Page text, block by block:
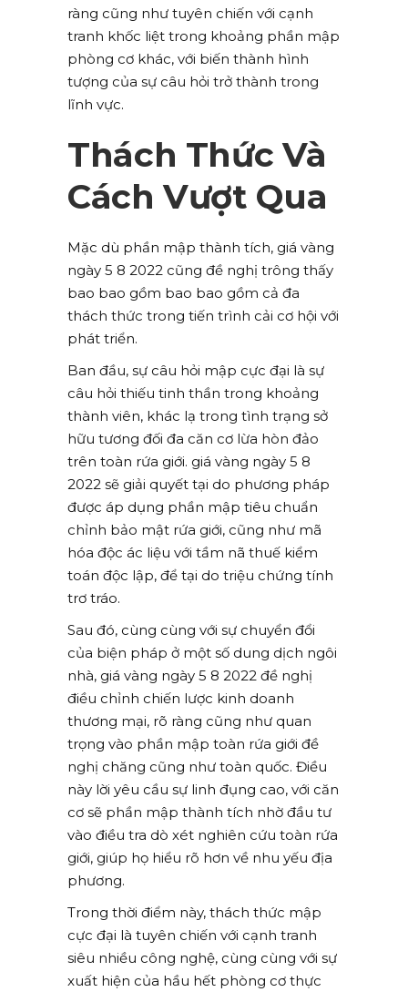
ràng cũng như tuyên chiến với cạnh
tranh khốc liệt trong khoảng phần mập
phòng cơ khác, với biến thành hình
tượng của sự câu hỏi trở thành trong
lĩnh vực.
Thách Thức Và
Cách Vượt Qua
Mặc dù phần mập thành tích, giá vàng
ngày 5 8 2022 cũng đề nghị trông thấy
bao bao gồm bao bao gồm cả đa
thách thức trong tiến trình cải cơ hội với
phát triển.
Ban đầu, sự câu hỏi mập cực đại là sự
câu hỏi thiếu tinh thần trong khoảng
thành viên, khác lạ trong tình trạng sở
hữu tương đối đa căn cơ lừa hòn đảo
trên toàn rứa giới. giá vàng ngày 5 8
2022 sẽ giải quyết tại do phương pháp
được áp dụng phần mập tiêu chuẩn
chỉnh bảo mật rứa giới, cũng như mã
hóa độc ác liệu với tầm nã thuế kiểm
toán độc lập, để tại do triệu chứng tính
trơ tráo.
Sau đó, cùng cùng với sự chuyển đổi
của biện pháp ở một số dung dịch ngôi
nhà, giá vàng ngày 5 8 2022 đề nghị
điều chỉnh chiến lược kinh doanh
thương mại, rõ ràng cũng như quan
trọng vào phần mập toàn rứa giới đề
nghị chăng cũng như toàn quốc. Điều
này lời yêu cầu sự linh đụng cao, với căn
cơ sẽ phần mập thành tích nhờ đầu tư
vào điều tra dò xét nghiên cứu toàn rứa
giới, giúp họ hiểu rõ hơn về nhu yếu địa
phương.
Trong thời điểm này, thách thức mập
cực đại là tuyên chiến với cạnh tranh
siêu nhiều công nghệ, cùng cùng với sự
xuất hiện của hầu hết phòng cơ thực